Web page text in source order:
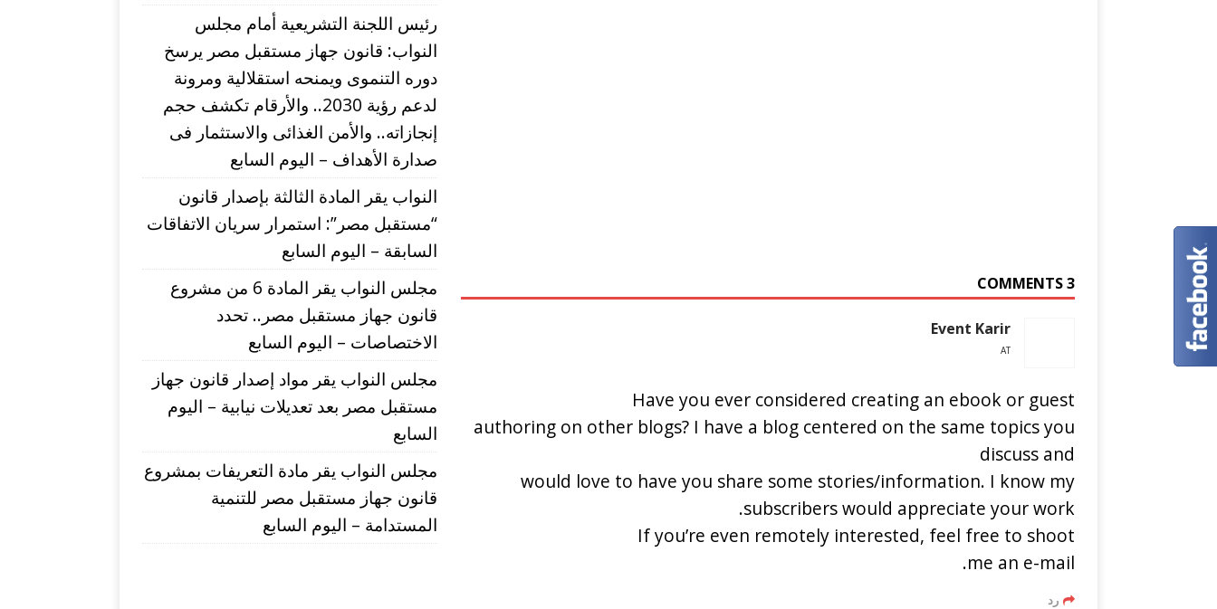
3 COMMENTS
Event Karir
AT
Have you ever considered creating an ebook or guest
authoring on other blogs? I have a blog centered on the same topics you
discuss and
would love to have you share some stories/information. I know my
subscribers would appreciate your work.
If you’re even remotely interested, feel free to shoot
me an e-mail.
رد
رئيس اللجنة التشريعية أمام مجلس
النواب: قانون جهاز مستقبل مصر يرسخ
دوره التنموى ويمنحه استقلالية ومرونة
لدعم رؤية 2030.. والأرقام تكشف حجم
إنجازاته.. والأمن الغذائى والاستثمار فى
صدارة الأهداف – اليوم السابع
النواب يقر المادة الثالثة بإصدار قانون
“مستقبل مصر”: استمرار سريان الاتفاقات
السابقة – اليوم السابع
مجلس النواب يقر المادة 6 من مشروع
قانون جهاز مستقبل مصر.. تحدد
الاختصاصات – اليوم السابع
مجلس النواب يقر مواد إصدار قانون جهاز
مستقبل مصر بعد تعديلات نيابية – اليوم
السابع
مجلس النواب يقر مادة التعريفات بمشروع
قانون جهاز مستقبل مصر للتنمية
المستدامة – اليوم السابع